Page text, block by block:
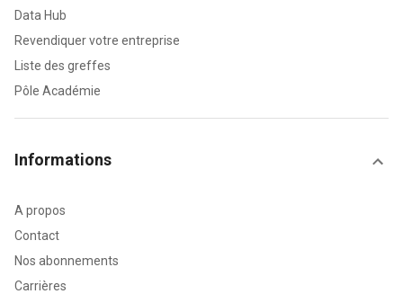
Data Hub
Revendiquer votre entreprise
Liste des greffes
Pôle Académie
Informations
A propos
Contact
Nos abonnements
Carrières